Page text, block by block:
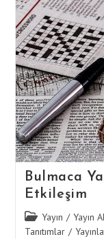
Bulmaca
Etkileşim
Post
category:
Yayın / Yayın
Tanıtımlar /